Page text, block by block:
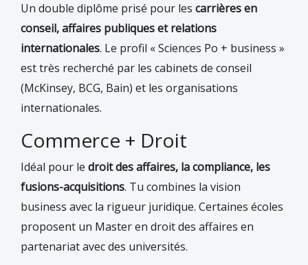
Un double diplôme prisé pour les carrières en
conseil, affaires publiques et relations
internationales. Le profil « Sciences Po + business »
est très recherché par les cabinets de conseil
(McKinsey, BCG, Bain) et les organisations
internationales.
Commerce + Droit
Idéal pour le droit des affaires, la compliance, les
fusions-acquisitions. Tu combines la vision
business avec la rigueur juridique. Certaines écoles
proposent un Master en droit des affaires en
partenariat avec des universités.